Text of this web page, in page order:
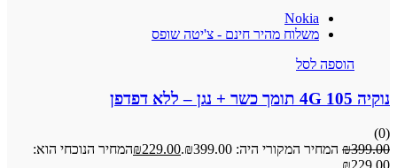
Nokia
משלוח מהיר חינם - צ'יטה שופס
הוספה לסל
נוקיה 105 4G תומך כשר + נגן – ללא דפדפן
(0)
₪399.00 המחיר המקורי היה: ₪399.00. ₪229.00
המחיר הנוכחי הוא:
₪229.00.